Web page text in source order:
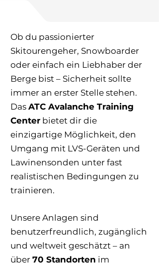
Ob du passionierter
Skitourengeher, Snowboarder
oder einfach ein Liebhaber der
Berge bist – Sicherheit sollte
immer an erster Stelle stehen.
Das ATC Avalanche Training
Center bietet dir die
einzigartige Möglichkeit, den
Umgang mit LVS-Geräten und
Lawinensonden unter fast
realistischen Bedingungen zu
trainieren.
Unsere Anlagen sind
benutzerfreundlich, zugänglich
und weltweit geschätzt – an
über 70 Standorten im